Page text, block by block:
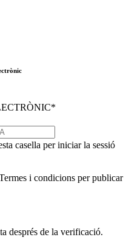
*
casella per iniciar la sessió
i condicions per publicar
després de la verificació.